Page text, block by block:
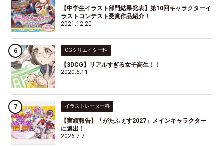
【中学生イラスト部門結果発表】第10回キャラクターイ
ラストコンテスト受賞作品紹介！
2021.12.20
CGクリエイター科
【3DCG】リアルすぎる女子高生！！
2020.6.11
イラストレーター科
【実績報告】「がたふぇす2027」メインキャラクター
に選出！
2026.7.7